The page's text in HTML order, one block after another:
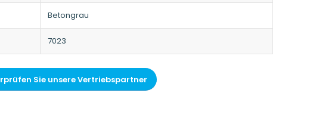
Betongrau
7023
Sie unsere Vertriebspartner